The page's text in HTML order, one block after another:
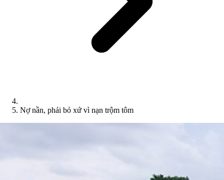
Nợ nần, phải bỏ xứ vì nạn trộm tôm